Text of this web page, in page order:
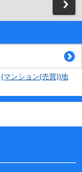
(マンション(売買))地